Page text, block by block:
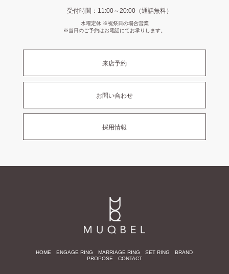
受付時間：11:00～20:00（通話無料）
水曜定休 ※祝祭日の場合営業
※当日のご予約はお電話にてお承りします。
来店予約
お問い合わせ
採用情報
HOME ENGAGE RING MARRIAGE RING SET RING
BRAND
PROPOSE
CONTACT